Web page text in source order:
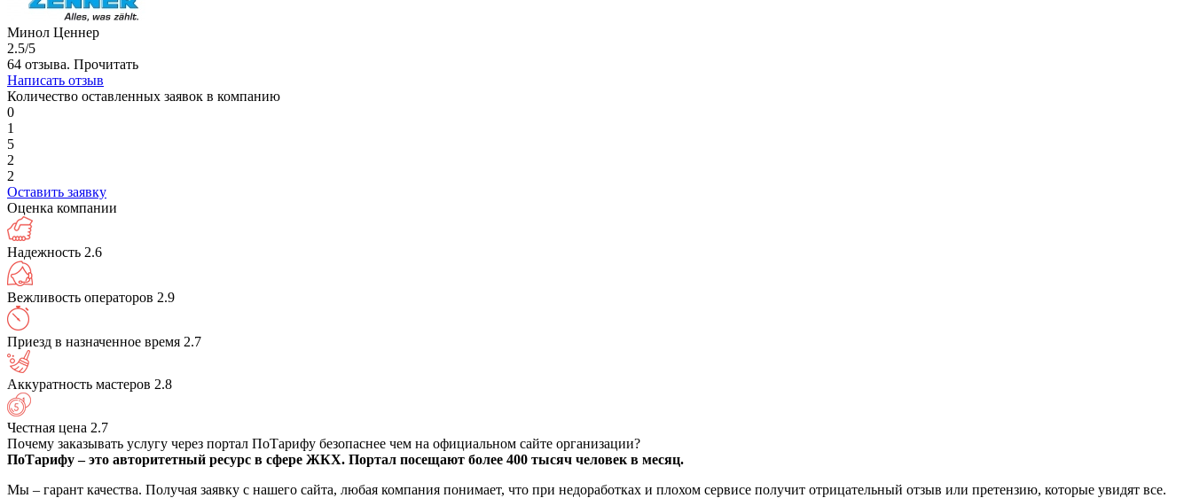
Минол Ценнер
2.5/5
64 отзыва. Прочитать
Написать отзыв
Количество оставленных заявок в компанию
0
1
5
2
2
Оставить заявку
Оценка компании
Надежность 2.6
Вежливость операторов 2.9
Приезд в назначенное время 2.7
Аккуратность мастеров 2.8
Честная цена 2.7
Почему заказывать услугу через портал ПоТарифу безопаснее чем на официальном сайте организации?
ПоТарифу – это авторитетный ресурс в сфере ЖКХ. Портал посещают более 400 тысяч человек в месяц.
Мы – гарант качества. Получая заявку с нашего сайта, любая компания понимает, что при недоработках и плохом сервисе получит отрицательный отзыв или претензию, которые увидят все.